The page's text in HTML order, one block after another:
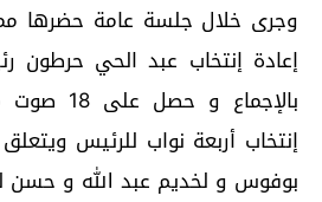
وجرى خلال جلسة عامة حضرها
إعادة إنتخاب عبد الحي حرطون
إنتخاب أربعة نواب للرئيس
بوفوس و لخديم عبد الله و حسن